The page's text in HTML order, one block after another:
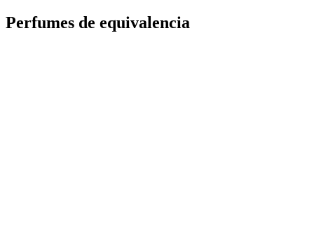
Perfumes de equivalencia